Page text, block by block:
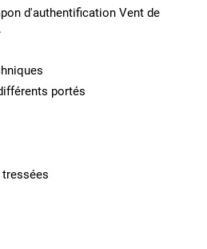
d'authentification Vent de
portés